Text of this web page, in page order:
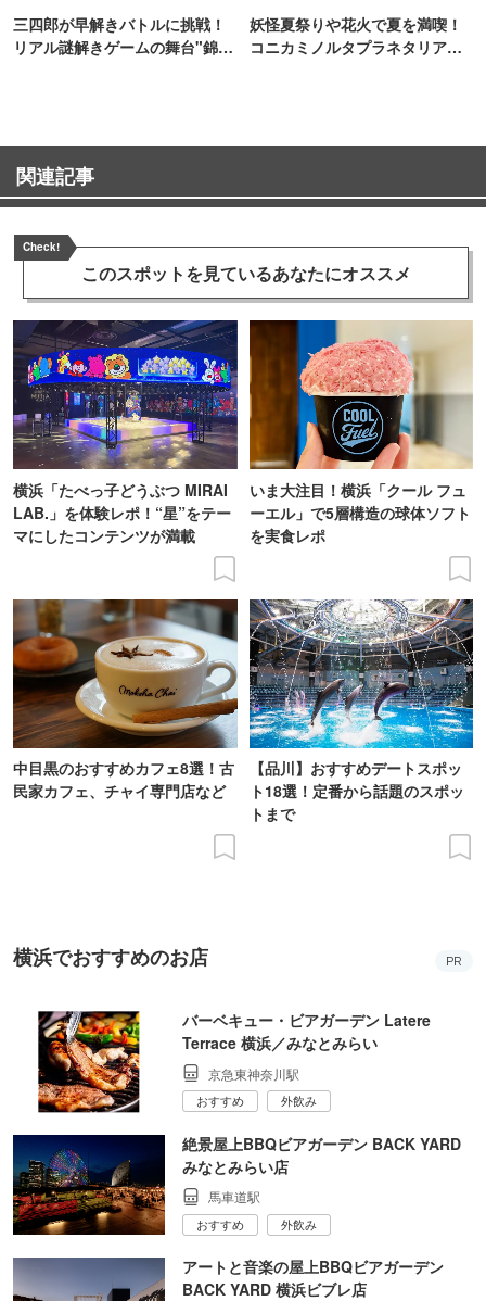
三四郎が早解きバトルに挑戦！
リアル謎解きゲームの舞台"錦糸
妖怪夏祭りや花火で夏を満喫！
コニカミノルタプラネタリア
関連記事
Check!
このスポットを見ているあなたにオススメ
横浜「たべっ子どうぶつ MIRAI
LAB.」を体験レポ！“星”をテー
マにしたコンテンツが満載
いま大注目！横浜「クール フュ
ーエル」で5層構造の球体ソフト
を実食レポ
中目黒のおすすめカフェ8選！古
民家カフェ、チャイ専門店など
【品川】おすすめデートスポッ
ト18選！定番から話題のスポッ
トまで
横浜でおすすめのお店 PR
バーベキュー・ビアガーデン Latere
Terrace 横浜／みなとみらい
京急東神奈川駅
おすすめ 外飲み
絶景屋上BBQビアガーデン BACK YARD
みなとみらい店
馬車道駅
おすすめ 外飲み
アートと音楽の屋上BBQビアガーデン
BACK YARD 横浜ビブレ店